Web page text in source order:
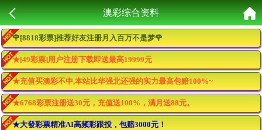
澳彩综合资料
🌹[8818彩票]推荐好友注册月入百万不是梦🌹
★[49彩票]用户注册下载即送最高19999元
★充值买澳彩不中,本站比华强北还强的实力最高包赔100%~
★6768彩票注册送30元，充值送100%，满月送88元。
★大發彩票精准AI高频彩跟投，包赔3000元！